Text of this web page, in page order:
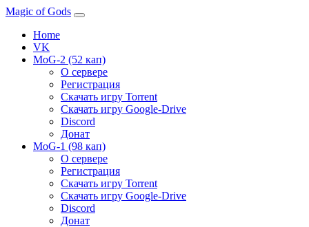
Magic of Gods
Home
VK
MoG-2 (52 кап)
О сервере
Регистрация
Скачать игру Torrent
Скачать игру Google-Drive
Discord
Донат
MoG-1 (98 кап)
О сервере
Регистрация
Скачать игру Torrent
Скачать игру Google-Drive
Discord
Донат